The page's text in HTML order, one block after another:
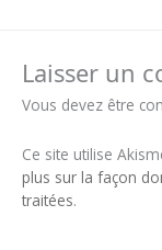
Laisser un
Vous devez être
Ce site utilise
plus sur la façon
traitées.